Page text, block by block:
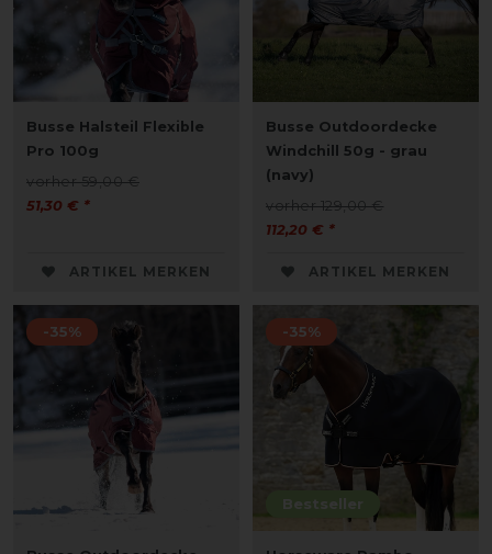
Busse Halsteil Flexible
Pro 100g
vorher 59,00 €
51,30 € *
ARTIKEL MERKEN
Busse Outdoordecke
Windchill 50g - grau
(navy)
vorher 129,00 €
112,20 € *
ARTIKEL MERKEN
-35%
Bestseller
-35%